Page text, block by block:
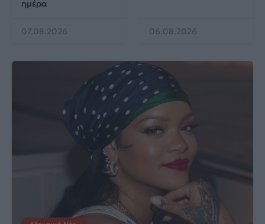
ημέρα
07.08.2026 06.08.2026